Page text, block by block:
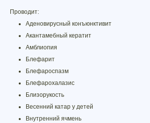
Проводит:
Аденовирусный конъюнктивит
Акантамебный кератит
Амблиопия
Блефарит
Блефароспазм
Блефарохалазис
Близорукость
Весенний катар у детей
Внутренний ячмень